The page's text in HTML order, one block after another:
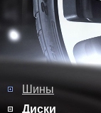
Шины
Диски